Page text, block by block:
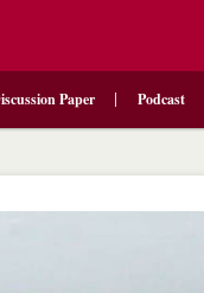
Paper Podcast